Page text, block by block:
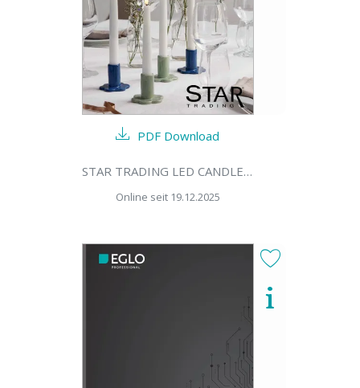
PDF Download
STAR TRADING LED CANDLES 2026
Online seit 19.12.2025